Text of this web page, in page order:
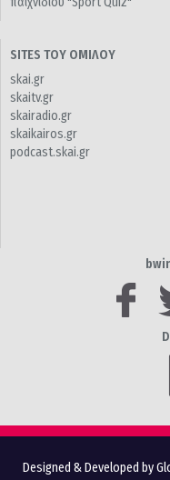
SITES ΤΟΥ ΟΜΙΛΟΥ
skai.gr
skaitv.gr
skairadio.gr
skaikairos.gr
podcast.skai.gr
Designed & Developed by